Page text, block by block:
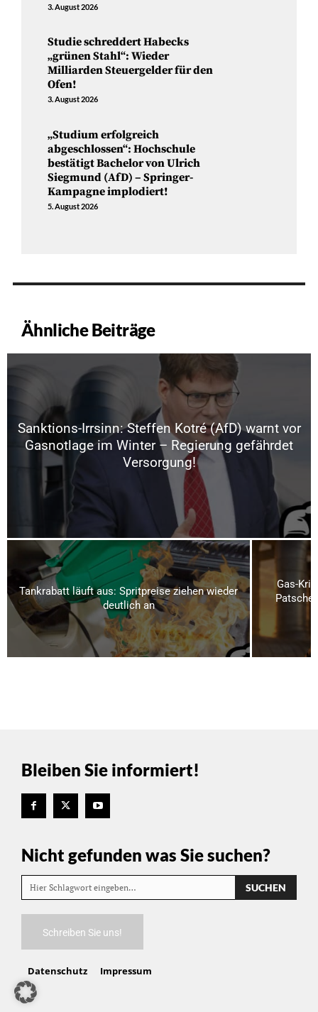
3. August 2026
Studie schreddert Habecks
„grünen Stahl“: Wieder
Milliarden Steuergelder für den
Ofen!
3. August 2026
„Studium erfolgreich
abgeschlossen“: Hochschule
bestätigt Bachelor von Ulrich
Siegmund (AfD) – Springer-
Kampagne implodiert!
5. August 2026
Ähnliche Beiträge
Sanktions-Irrsinn: Steffen Kotré (AfD) warnt vor
Gasnotlage im Winter – Regierung gefährdet
Versorgung!
Tankrabatt läuft aus: Spritpreise ziehen wieder
deutlich an
Gas-
Patsche
Bleiben Sie informiert!
Nicht gefunden was Sie suchen?
Hier Schlagwort eingeben… SUCHEN
Schreiben Sie uns!
Datenschutz Impressum